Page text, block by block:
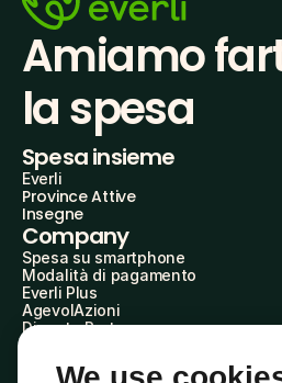
Amiamo
la spesa
Spesa insieme
Everli
Province Attive
Insegne
Company
Spesa su smartphone
Modalità di pagamento
Everli Plus
AgevolAzioni
Diventa Partner
Everli Shoppers